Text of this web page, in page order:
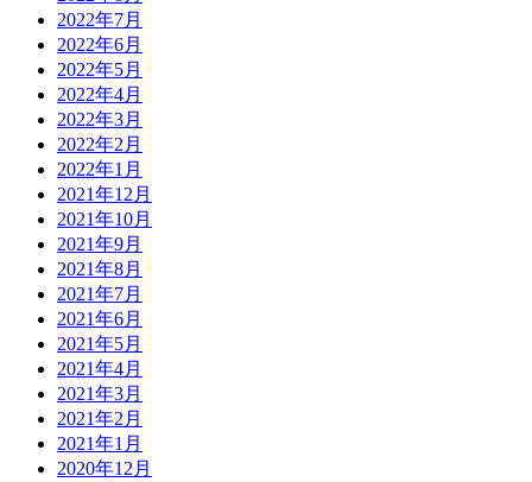
2022年7月
2022年6月
2022年5月
2022年4月
2022年3月
2022年2月
2022年1月
2021年12月
2021年10月
2021年9月
2021年8月
2021年7月
2021年6月
2021年5月
2021年4月
2021年3月
2021年2月
2021年1月
2020年12月